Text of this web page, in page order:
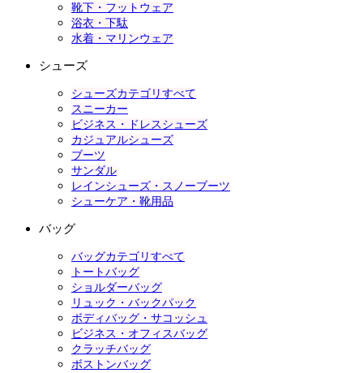
靴下・フットウェア
浴衣・下駄
水着・マリンウェア
シューズ
シューズカテゴリすべて
スニーカー
ビジネス・ドレスシューズ
カジュアルシューズ
ブーツ
サンダル
レインシューズ・スノーブーツ
シューケア・靴用品
バッグ
バッグカテゴリすべて
トートバッグ
ショルダーバッグ
リュック・バックパック
ボディバッグ・サコッシュ
ビジネス・オフィスバッグ
クラッチバッグ
ボストンバッグ